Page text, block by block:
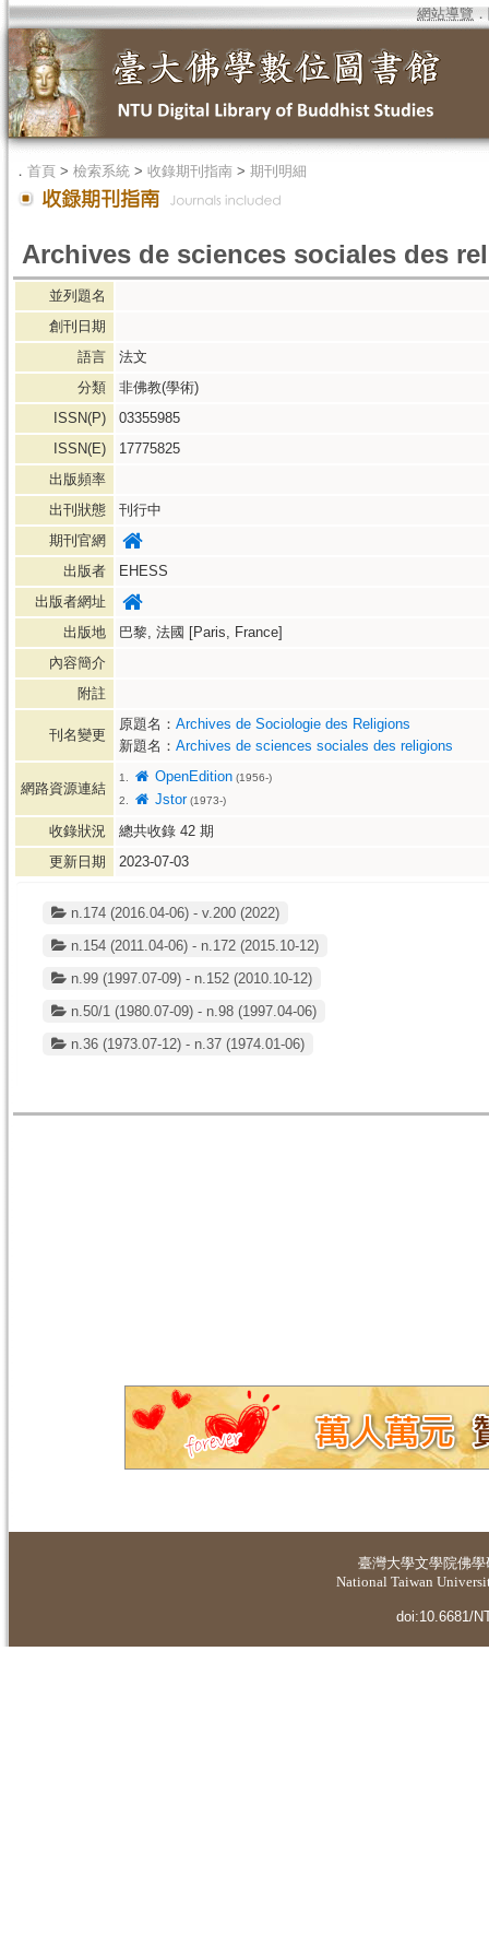
網站導覽 ．
． 首頁 > 檢索系統 > 收錄期刊指南 > 期刊明細
Archives de sciences sociales des
並列題名
創刊日期
語言
法文
分類
非佛教(學術)
ISSN(P)
03355985
ISSN(E)
17775825
出版頻率
出刊狀態
刊行中
期刊官網
出版者
EHESS
出版者網址
出版地
巴黎, 法國 [Paris, France]
內容簡介
附註
刊名變更
原題名： Archives de Sociologie des Religions
新題名： Archives de sciences sociales des religions
網路資源連結
1. OpenEdition (1956-)
2.
Jstor(1973-)
收錄狀況 總共收錄 42 期
更新日期
2023-07-03
n.174 (2016.04-06) - v.200 (2022)
n.154 (2011.04-06) - n.172 (2015.10-12)
n.99 (1997.07-09) - n.152 (2010.10-12)
n.50/1 (1980.07-09) - n.98 (1997.04-06)
n.36 (1973.07-12) - n.37 (1974.01-06)
臺灣大學文學院佛
National Taiwan
doi:10.6681/